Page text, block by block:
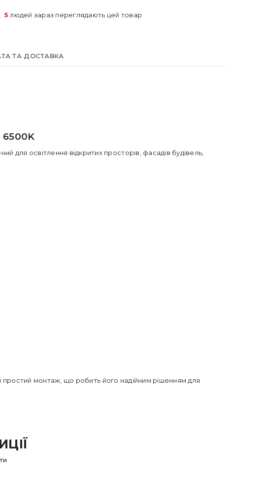
5 людей зараз переглядають цей товар
ТА ДОСТАВКА
для освітлення відкритих просторів, фасадів будівель,
і простий монтаж, що робить його надійним рішенням для